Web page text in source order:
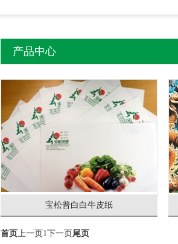
产品中心
宝松普白白牛皮纸
首页上一页1下一页尾页